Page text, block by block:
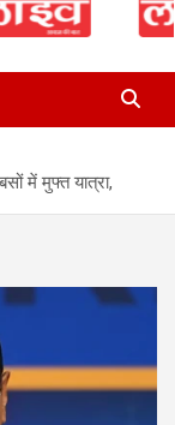
में मुफ्त यात्रा,